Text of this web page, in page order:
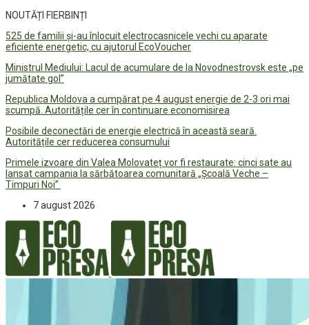
NOUTĂȚI FIERBINȚI
525 de familii și-au înlocuit electrocasnicele vechi cu aparate
eficiente energetic, cu ajutorul EcoVoucher
Ministrul Mediului: Lacul de acumulare de la Novodnestrovsk este „pe
jumătate gol”
Republica Moldova a cumpărat pe 4 august energie de 2-3 ori mai
scumpă. Autoritățile cer în continuare economisirea
Posibile deconectări de energie electrică în această seară.
Autoritățile cer reducerea consumului
Primele izvoare din Valea Molovateț vor fi restaurate: cinci sate au
lansat campania la sărbătoarea comunitară „Școală Veche –
Timpuri Noi”
7 august 2026